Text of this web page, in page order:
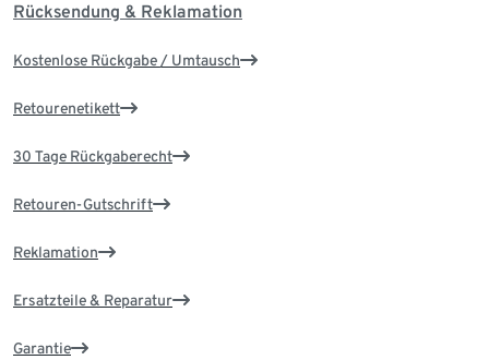
Rücksendung & Reklamation
Kostenlose Rückgabe / Umtausch
Retourenetikett
30 Tage Rückgaberecht
Retouren-Gutschrift
Reklamation
Ersatzteile & Reparatur
Garantie